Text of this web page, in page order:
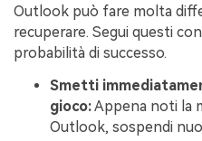
Outlook può fare molta
recuperare. Segui questi
probabilità di successo.
Smetti
gioco:Appena noti la
Outlook, sospendi